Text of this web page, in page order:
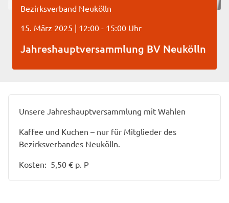
Bezirksverband Neukölln
15. März 2025 | 12:00 - 15:00 Uhr
Jahreshauptversammlung BV Neukölln
Unsere Jahreshauptversammlung mit Wahlen
Kaffee und Kuchen – nur für Mitglieder des
Bezirksverbandes Neukölln.
Kosten: 5,50 € p. P